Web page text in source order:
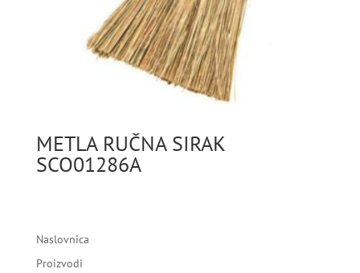
METLA RUČNA SIRAK
SCO01286A
Naslovnica
Proizvodi